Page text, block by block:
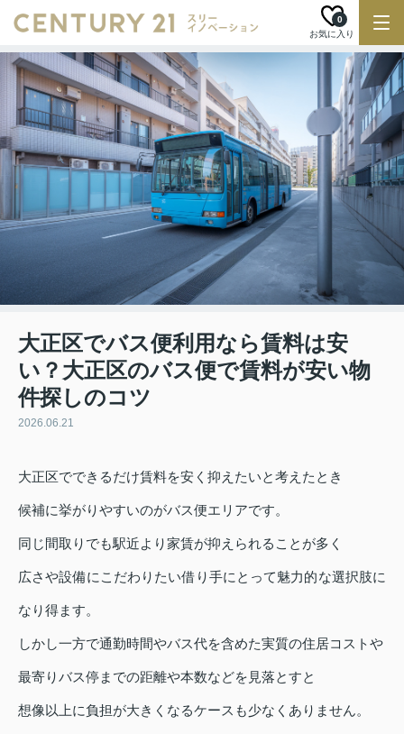
お気に入り
0
大正区でバス便利用なら賃料は安
い？大正区のバス便で賃料が安い物
件探しのコツ
2026.06.21
大正区でできるだけ賃料を安く抑えたいと考えたとき
候補に挙がりやすいのがバス便エリアです。
同じ間取りでも駅近より家賃が抑えられることが多く
広さや設備にこだわりたい借り手にとって魅力的な選択肢に
なり得ます。
しかし一方で通勤時間やバス代を含めた実質の住居コストや
最寄りバス停までの距離や本数などを見落とすと
想像以上に負担が大きくなるケースも少なくありません。